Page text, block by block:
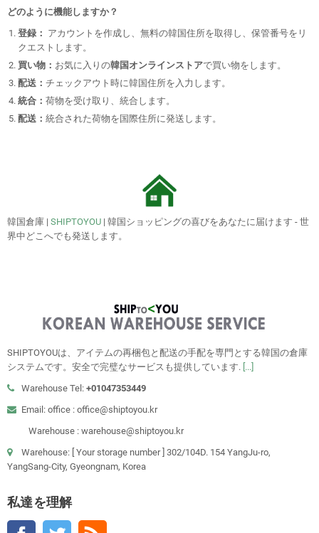
どのように機能しますか？
登録： アカウントを作成 し、 無料の韓国住所を取得し、 保管番号をリ
クエストします。
買い物： お気に入りの韓国オンラインストアで買い物をします。
配送： チェックアウト時に韓国住所を入力します。
統合： 荷物を受け取り、統合します。
配送： 統合された荷物を国際住所に発送します。
韓国倉庫 | SHIPTOYOU | 韓国ショッピングの喜びをあなたに届けます - 世
界中どこへでも発送します。
SHIPTOYOUは、アイテムの再梱包と配送の手配を専門とする韓国の倉庫
システムです。安全で完璧なサービスも提供しています. [...]
Warehouse Tel: +01047353449
Email: office : office@shiptoyou.kr
Warehouse : warehouse@shiptoyou.kr
Warehouse: [ Your storage number ] 302/104D. 154 YangJu-ro,
YangSang-City, Gyeongnam, Korea
私達を理解
Facebook Twitter